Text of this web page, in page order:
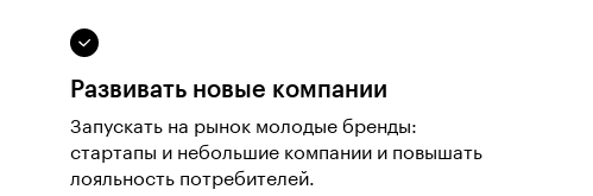
Развивать новые компании
Запускать на рынок молодые бренды:
стартапы и небольшие компании и повышать
лояльность потребителей.